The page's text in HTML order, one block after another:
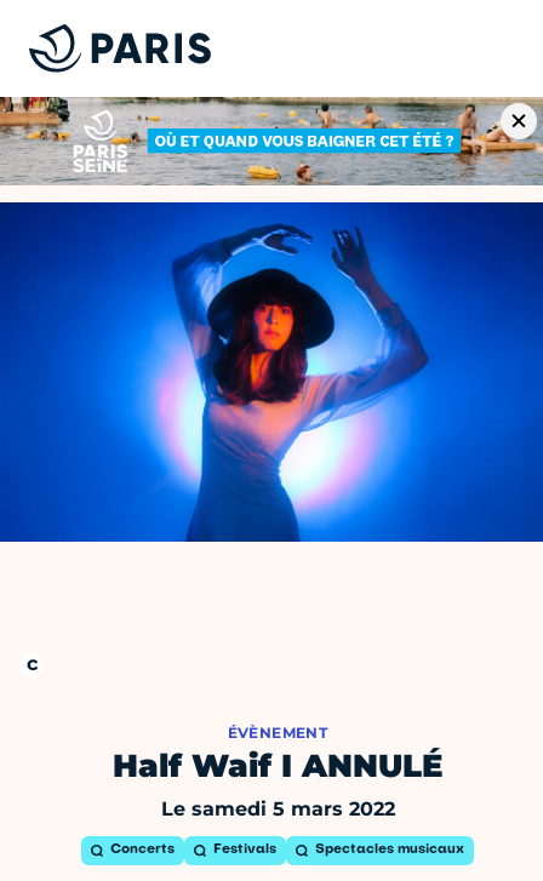
ÉVÈNEMENT
Half Waif I ANNULÉ
Le samedi 5 mars 2022
Concerts Festivals Spectacles musicaux